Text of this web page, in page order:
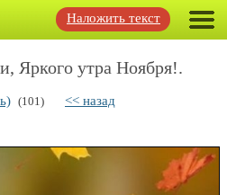
Наложить текст
Яркого утра Ноября!.
(101) << назад